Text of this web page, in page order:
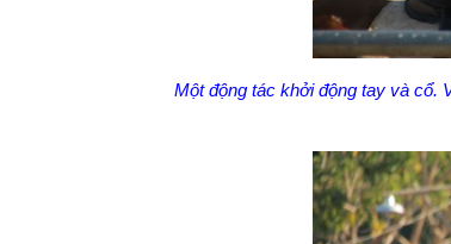
Một động tác khởi động tay và cổ.